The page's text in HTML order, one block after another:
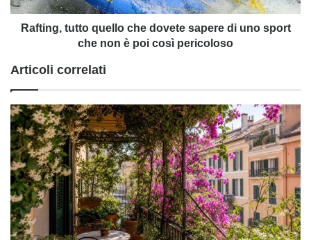
sport
che
poi
Rafting, tutto quello che dovete sapere di uno sport
che non è poi così pericoloso
Articoli correlati